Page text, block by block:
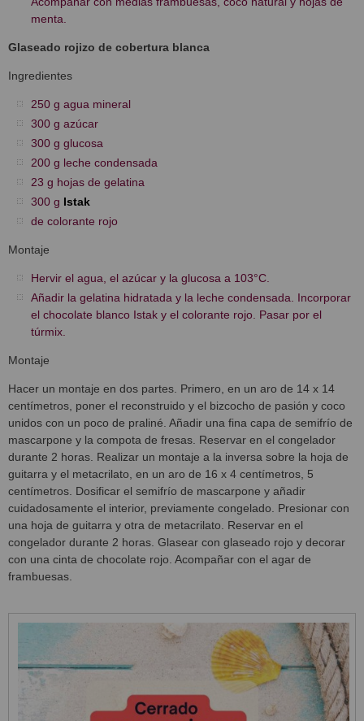
menta.
Glaseado rojizo de cobertura blanca
Ingredientes
250 g agua mineral
300 g azúcar
300 g glucosa
200 g leche condensada
23 g hojas de gelatina
300 g Istak
de colorante rojo
Montaje
Hervir el agua, el azúcar y la glucosa a 103°C.
Añadir la gelatina hidratada y la leche condensada. Incorporar
el chocolate blanco Istak y el colorante rojo. Pasar por el
túrmix.
Montaje
Hacer un montaje en dos partes. Primero, en un aro de 14 x 14
centímetros, poner el reconstruido y el bizcocho de pasión y coco
unidos con un poco de praliné. Añadir una fina capa de semifrío de
mascarpone y la compota de fresas. Reservar en el congelador
durante 2 horas. Realizar un montaje a la inversa sobre la hoja de
guitarra y el metacrilato, en un aro de 16 x 4 centímetros, 5
centímetros. Dosificar el semifrío de mascarpone y añadir
cuidadosamente el interior, previamente congelado. Presionar con
una hoja de guitarra y otra de metacrilato. Reservar en el
congelador durante 2 horas. Glasear con glaseado rojo y decorar
con una cinta de chocolate rojo. Acompañar con el agar de
frambuesas.